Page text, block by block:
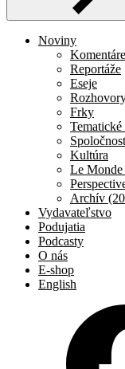
Noviny
Komentáre
Reportáže
Eseje
Frky
Tematické
Kultúra
Le
Archív
Vydavateľstvo
Podujatia
Podcasty
O nás
E-shop
English